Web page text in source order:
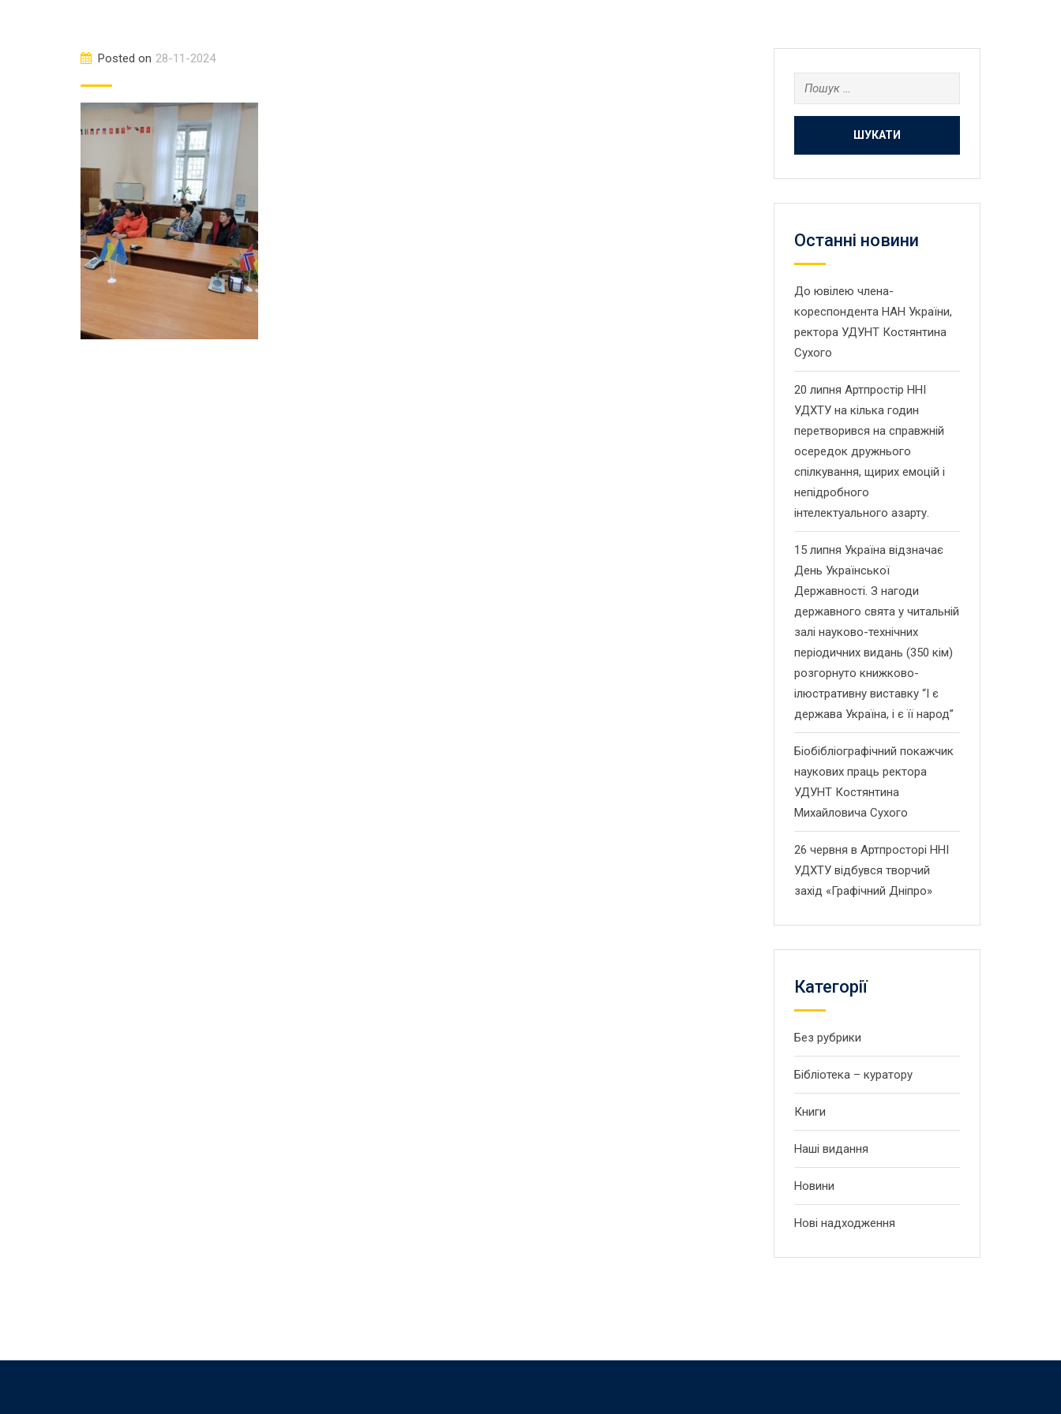
Posted on 28-11-2024
Пошук:
Останнi новини
До ювілею члена-
кореспондента НАН України,
ректора УДУНТ Костянтина
Сухого
20 липня Артпростір ННІ
УДХТУ на кілька годин
перетворився на справжній
осередок дружнього
спілкування, щирих емоцій і
непідробного
інтелектуального азарту.
15 липня Україна відзначає
День Української
Державності. З нагоди
державного свята у читальній
залі науково-технічних
періодичних видань (350 кім)
розгорнуто книжково-
ілюстративну виставку “І є
держава Україна, і є її народ”
Біобібліографічний покажчик
наукових праць ректора
УДУНТ Костянтина
Михайловича Сухого
26 червня в Артпросторі ННІ
УДХТУ відбувся творчий
захід «Графічний Дніпро»
Категорії
Без рубрики
Бібліотека – куратору
Книги
Наші видання
Новини
Нові надходження